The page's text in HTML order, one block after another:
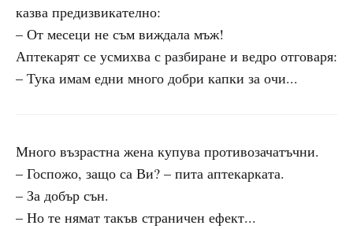
казва предизвикателно:
– От месеци не съм виждала мъж!
Аптекарят се усмихва с разбиране и ведро отговаря:
– Тука имам едни много добри капки за очи...
Много възрастна жена купува противозачатъчни.
– Госпожо, защо са Ви? – пита аптекарката.
– За добър сън.
– Но те нямат такъв страничен ефект...